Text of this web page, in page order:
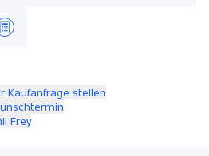
Kaufanfrage stellen
Frey